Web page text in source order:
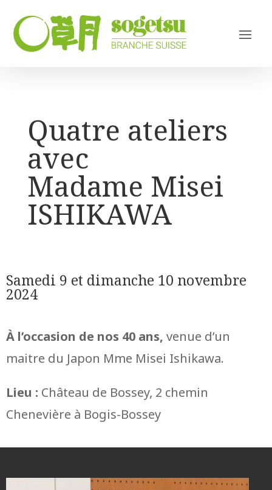
Quatre ateliers
avec
Madame Misei
ISHIKAWA
Samedi 9 et dimanche 10 novembre
2024
À l’occasion de nos 40 ans, venue d’un
maitre du Japon Mme Misei Ishikawa.
Lieu : Château de Bossey, 2 chemin
Chenevière à Bogis-Bossey